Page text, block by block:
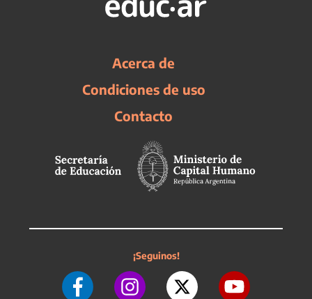
Acerca de
Condiciones de uso
Contacto
¡Seguinos!